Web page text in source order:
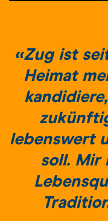
«Zug ist
Heimat
lebenswert
soll. Mir